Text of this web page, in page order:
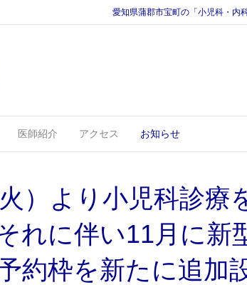
愛知県蒲郡市宝町の「小児科・内
医師紹介 アクセス お知らせ
）より小児科診療
れに伴い11月に新
約枠を新たに追加